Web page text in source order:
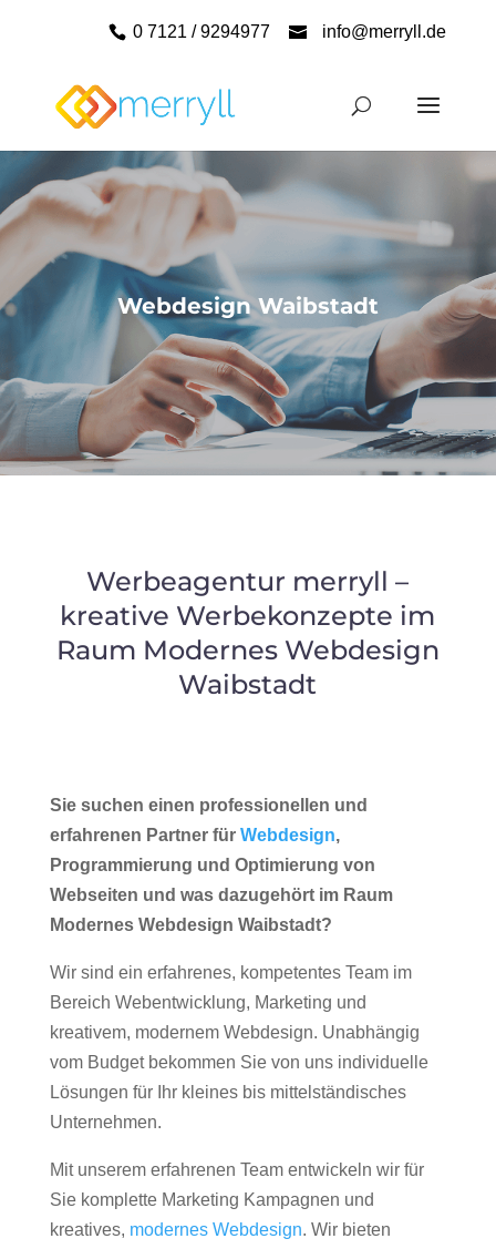
0 7121 / 9294977 info@merryll.de
Webdesign Waibstadt
Werbeagentur merryll –
kreative Werbekonzepte im
Raum Modernes Webdesign
Waibstadt
Sie suchen einen professionellen und
erfahrenen Partner für Webdesign,
Programmierung und Optimierung von
Webseiten und was dazugehört im Raum
Modernes Webdesign Waibstadt?
Wir sind ein erfahrenes, kompetentes Team im
Bereich Webentwicklung, Marketing und
kreativem, modernem Webdesign. Unabhängig
vom Budget bekommen Sie von uns individuelle
Lösungen für Ihr kleines bis mittelständisches
Unternehmen.
Mit unserem erfahrenen Team entwickeln wir für
Sie komplette Marketing Kampagnen und
kreatives, modernes Webdesign. Wir bieten